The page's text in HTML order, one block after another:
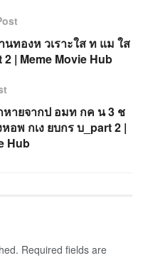
ทองห วเราะใส ท แม ใส
| Meme Movie Hub
หายจากป อมท กค น 3 ช
อพ กเง ยบกร บ_part 2 |
Hub
Required fields are